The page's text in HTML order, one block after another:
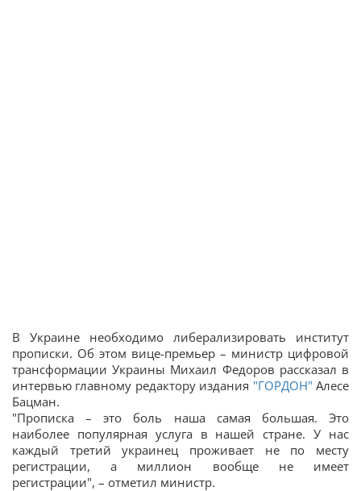
В Украине необходимо либерализировать институт
прописки. Об этом вице-премьер – министр цифровой
трансформации Украины Михаил Федоров рассказал в
интервью главному редактору издания "ГОРДОН" Алесе
Бацман.
"Прописка – это боль наша самая большая. Это
наиболее популярная услуга в нашей стране. У нас
каждый третий украинец проживает не по месту
регистрации, а миллион вообще не имеет
регистрации", – отметил министр.